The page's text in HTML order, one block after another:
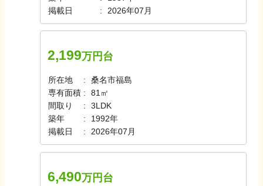
掲載日
2026年07月
2,199万円台
所在地
桑名市福島
専有面積
81㎡
間取り
3LDK
築年
1992年
掲載日
2026年07月
6,490万円台